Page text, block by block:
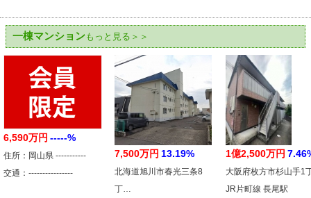
一棟マンションもっと見る＞＞
6,590万円 -----%
住所：岡山県 -----------
交通：----------------
7,500万円 13.19%
北海道旭川市春光三条8
丁…
1億2,500万円
大阪府枚方市杉山手1
JR片町線 長尾駅